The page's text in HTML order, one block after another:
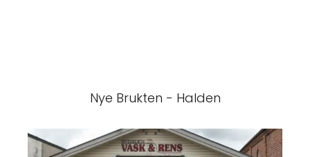
Nye Brukten - Halden